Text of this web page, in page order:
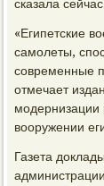
сказала
«Египетские
самолеты,
современные
отмечает
модернизации
вооружении
Газета